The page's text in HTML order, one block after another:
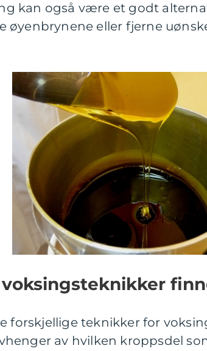
kan også være et godt
øyenbrynene eller fjerne
voksingsteknikker
forskjellige teknikker for
av hvilken kroppsdel